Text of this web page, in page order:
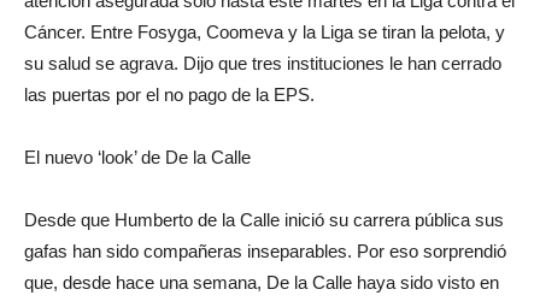
Cáncer. Entre Fosyga, Coomeva y la Liga se tiran la pelota, y
su salud se agrava. Dijo que tres instituciones le han cerrado
las puertas por el no pago de la EPS.
El nuevo ‘look’ de De la Calle
Desde que Humberto de la Calle inició su carrera pública sus
gafas han sido compañeras inseparables. Por eso sorprendió
que, desde hace una semana, De la Calle haya sido visto en